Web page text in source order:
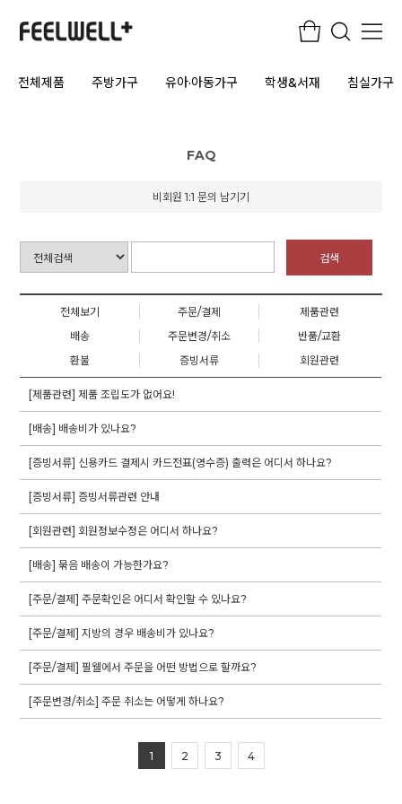
전체제품 주방가구 유아·아동가구 학생&서재 침실가구
FAQ
비회원 1:1 문의 남기기
검색
전체보기 주문/결제
제품관련
배송
주문변경/취소
반품/교환
환불
증빙서류 회원관련
[제품관련] 제품 조립도가 없어요!
[배송] 배송비가 있나요?
[증빙서류] 신용카드 결제시 카드전표(영수증) 출력은 어디서 하나요?
[증빙서류] 증빙서류관련 안내
[회원관련] 회원정보수정은 어디서 하나요?
[배송] 묶음 배송이 가능한가요?
[주문/결제] 주문확인은 어디서 확인할 수 있나요?
[주문/결제] 지방의 경우 배송비가 있나요?
[주문/결제] 필웰에서 주문을 어떤 방법으로 할까요?
[주문변경/취소] 주문 취소는 어떻게 하나요?
1 2 3 4